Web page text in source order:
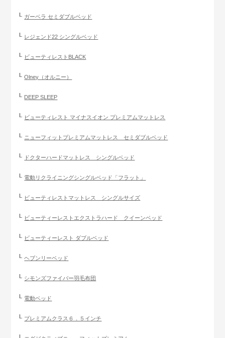
ガーベラ セミダブルベッド
レジェンド22 シングルベッド
ビューティレストBLACK
Olney（オルニー）
DEEP SLEEP
ビューティレスト マイナスイオン プレミアムマットレス
ニューフィットプレミアムマットレス セミダブルベッド
ドクターハードマットレス シングルベッド
電動リクライニングシングルベッド「フラット」
ビューティレストマットレス シングルサイズ
ビューティーレストエクストラハード クイーンベッド
ビューティーレスト ダブルベッド
ヘブンリーベッド
シモンズファイバー羽毛布団
電動ベッド
プレミアムクラス６．５インチ